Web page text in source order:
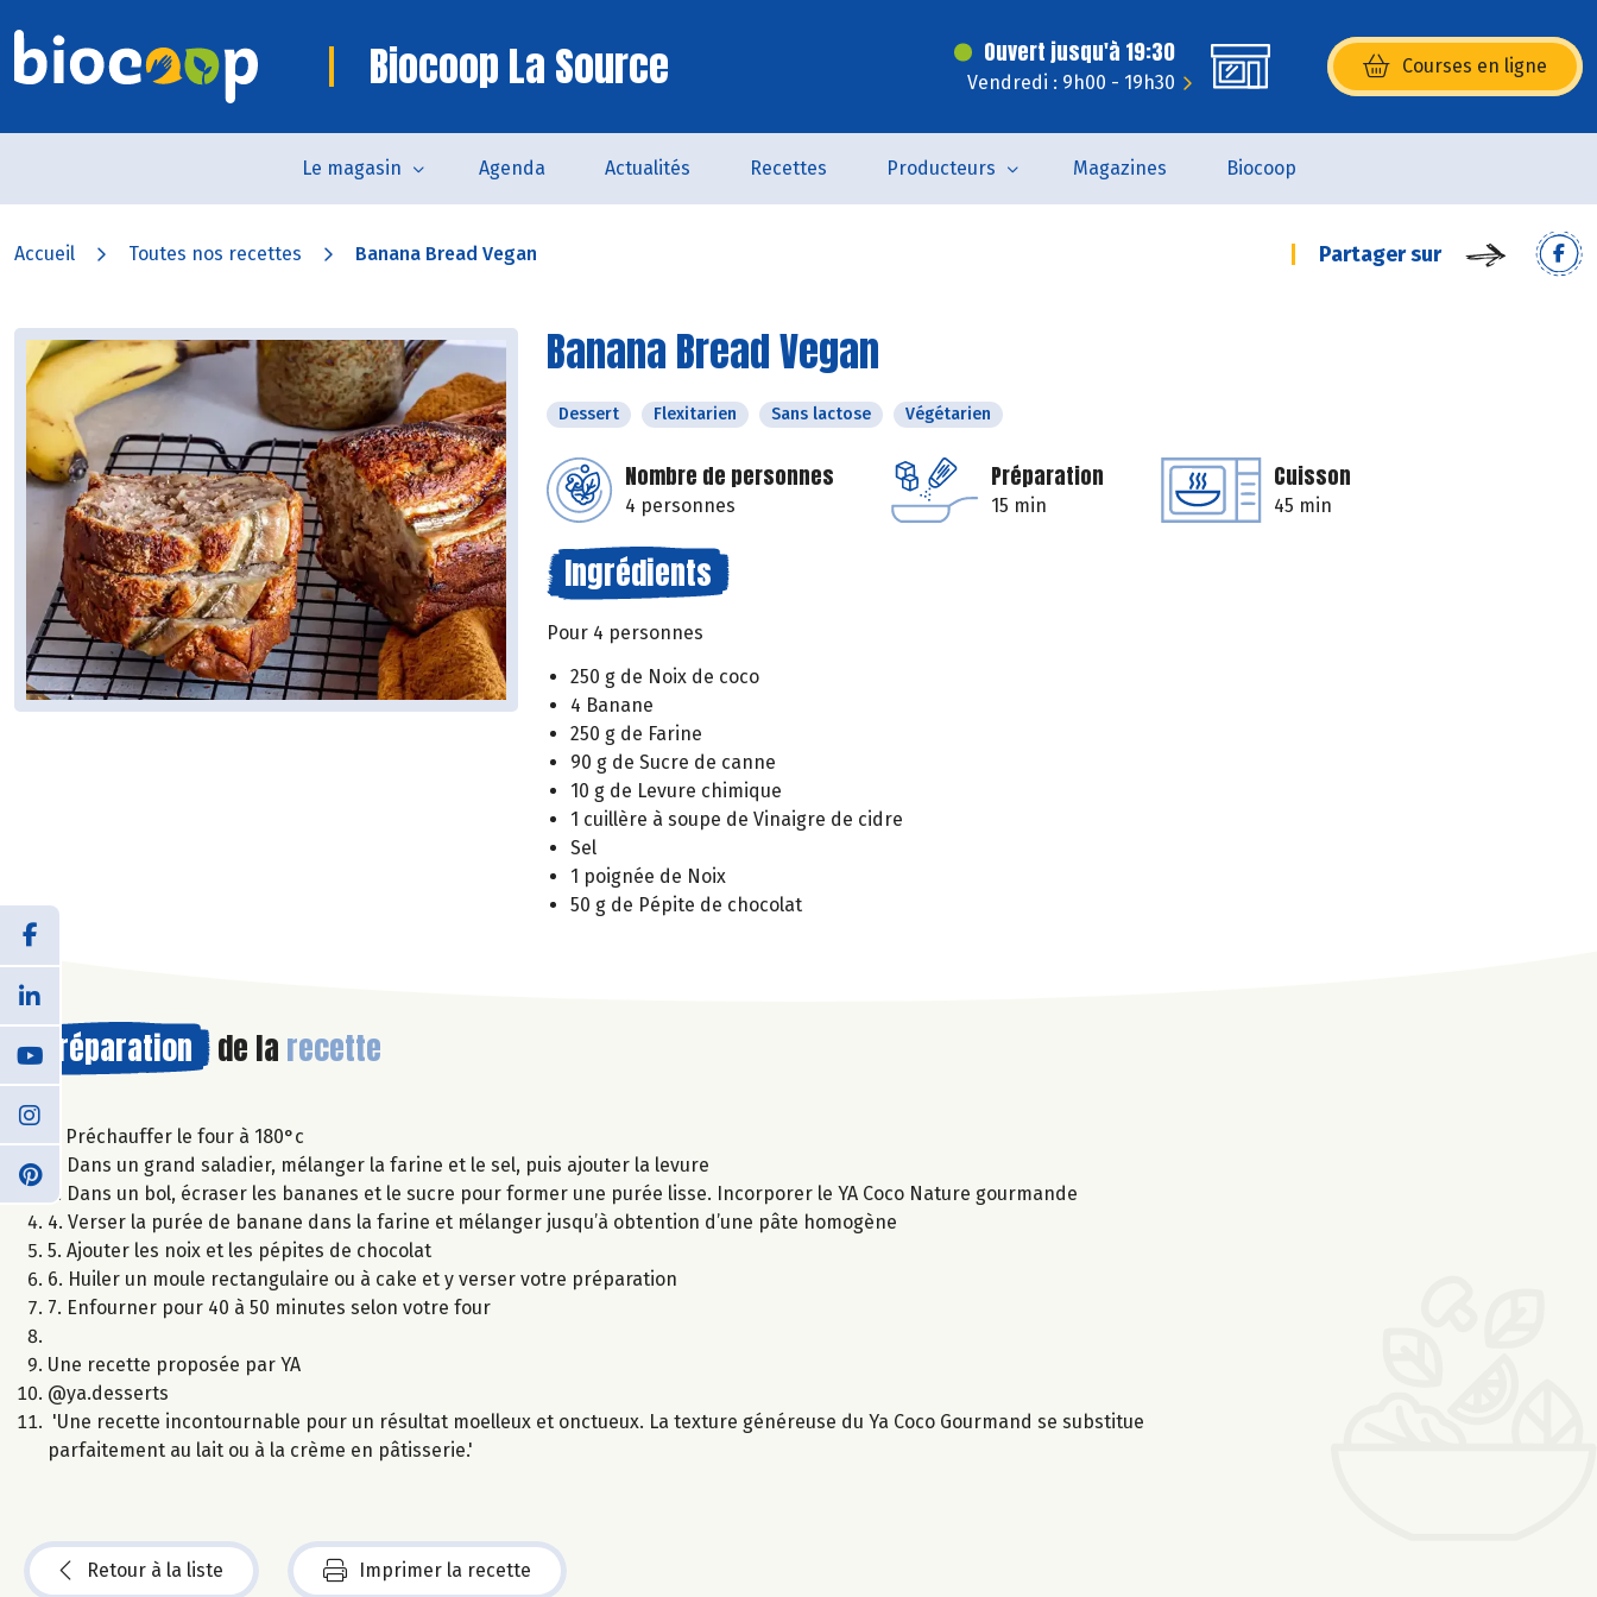
Biocoop La Source Ouvert jusqu'à 19:30
Vendredi : 9h00 - 19h30
Courses en ligne
(s’ouvre dans une nouvelle
Le magasin Agenda Actualités Recettes Producteurs Magazines Biocoop
Accueil Toutes nos recettes Banana Bread Vegan Partager sur
Banana Bread Vegan
Dessert Flexitarien Sans lactose Végétarien
Nombre de personnes
4 personnes
Préparation
15 min
Cuisson
45 min
Ingrédients
Pour 4 personnes
250 g de Noix de coco
4 Banane
250 g de Farine
90 g de Sucre de canne
10 g de Levure chimique
1 cuillère à soupe de Vinaigre de cidre
Sel
1 poignée de Noix
50 g de Pépite de chocolat
Préparation de la recette
1. Préchauffer le four à 180°c
2. Dans un grand saladier, mélanger la farine et le sel, puis ajouter la levure
3. Dans un bol, écraser les bananes et le sucre pour former une purée lisse. Incorporer le YA Coco Nature gourmande
4. Verser la purée de banane dans la farine et mélanger jusqu’à obtention d’une pâte homogène
5. Ajouter les noix et les pépites de chocolat
6. Huiler un moule rectangulaire ou à cake et y verser votre préparation
7. Enfourner pour 40 à 50 minutes selon votre four
Une recette proposée par YA
@ya.desserts
'Une recette incontournable pour un résultat moelleux et onctueux. La texture généreuse du Ya Coco Gourmand se substitue
parfaitement au lait ou à la crème en pâtisserie.'
Retour à la liste Imprimer la recette